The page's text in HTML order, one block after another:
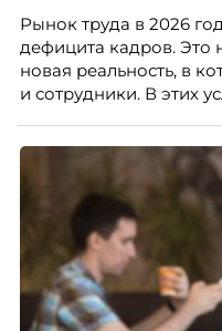
Рынок труда в 2026
дефицита кадров. Это
новая реальность, в
и сотрудники. В этих
продуманная система
профессиональных
устойчивость,
Автор – Елена
HR-эксперт,
модель и кому она